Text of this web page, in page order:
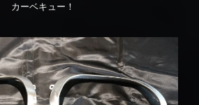
カーベキュー！